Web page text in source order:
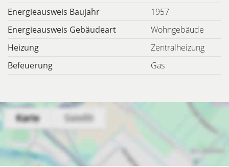
Energieausweis Baujahr
1957
Energieausweis Gebäudeart
Wohngebäude
Heizung
Zentralheizung
Befeuerung
Gas